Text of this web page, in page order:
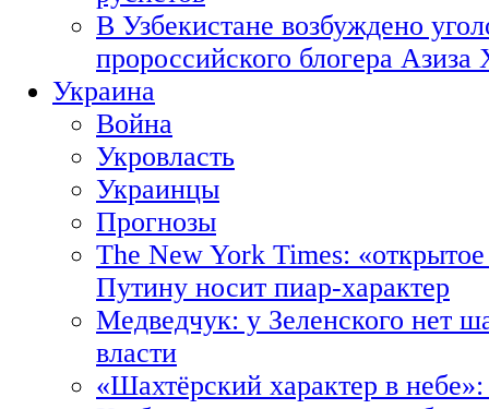
В Узбекистане возбуждено
пророссийского блогера Азиза
Украина
Война
Укровласть
Украинцы
Прогнозы
The New York Times:
Путину носит пиар-характер
Медведчук: у Зеленского нет
власти
«Шахтёрский характер в